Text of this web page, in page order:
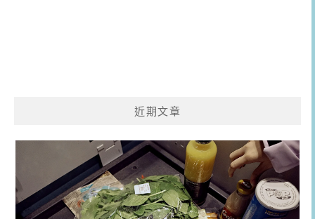
近期文章